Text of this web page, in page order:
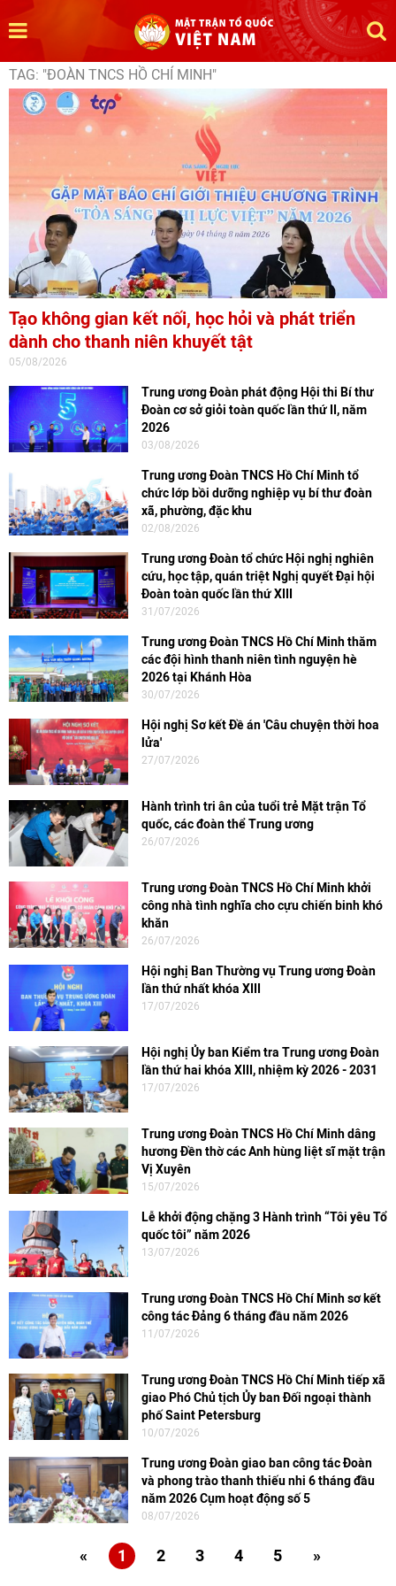
TAG: "ĐOÀN TNCS HỒ CHÍ MINH"
Tạo không gian kết nối, học hỏi và phát triển
dành cho thanh niên khuyết tật
05/08/2026
Trung ương Đoàn phát động Hội thi Bí thư
Đoàn cơ sở giỏi toàn quốc lần thứ II, năm
2026
03/08/2026
Trung ương Đoàn TNCS Hồ Chí Minh tổ
chức lớp bồi dưỡng nghiệp vụ bí thư đoàn
xã, phường, đặc khu
02/08/2026
Trung ương Đoàn tổ chức Hội nghị nghiên
cứu, học tập, quán triệt Nghị quyết Đại hội
Đoàn toàn quốc lần thứ XIII
31/07/2026
Trung ương Đoàn TNCS Hồ Chí Minh thăm
các đội hình thanh niên tình nguyện hè
2026 tại Khánh Hòa
30/07/2026
Hội nghị Sơ kết Đề án 'Câu chuyện thời hoa
lửa'
27/07/2026
Hành trình tri ân của tuổi trẻ Mặt trận Tổ
quốc, các đoàn thể Trung ương
26/07/2026
Trung ương Đoàn TNCS Hồ Chí Minh khởi
công nhà tình nghĩa cho cựu chiến binh khó
khăn
26/07/2026
Hội nghị Ban Thường vụ Trung ương Đoàn
lần thứ nhất khóa XIII
17/07/2026
Hội nghị Ủy ban Kiểm tra Trung ương Đoàn
lần thứ hai khóa XIII, nhiệm kỳ 2026 - 2031
17/07/2026
Trung ương Đoàn TNCS Hồ Chí Minh dâng
hương Đền thờ các Anh hùng liệt sĩ mặt trận
Vị Xuyên
15/07/2026
Lễ khởi động chặng 3 Hành trình “Tôi yêu Tổ
quốc tôi” năm 2026
13/07/2026
Trung ương Đoàn TNCS Hồ Chí Minh sơ kết
công tác Đảng 6 tháng đầu năm 2026
11/07/2026
Trung ương Đoàn TNCS Hồ Chí Minh tiếp xã
giao Phó Chủ tịch Ủy ban Đối ngoại thành
phố Saint Petersburg
10/07/2026
Trung ương Đoàn giao ban công tác Đoàn
và phong trào thanh thiếu nhi 6 tháng đầu
năm 2026 Cụm hoạt động số 5
08/07/2026
« 1 2 3 4 5 »